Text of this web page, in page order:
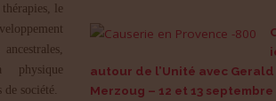
le
physique
société.
autour de l’Unité avec Gerald
Merzoug – 12 et 13 septembre